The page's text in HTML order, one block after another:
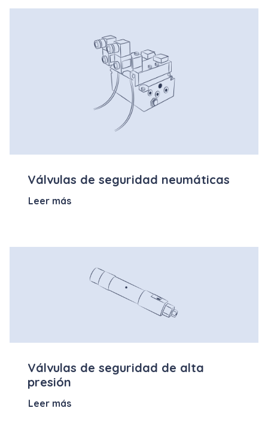
Válvulas de seguridad neumáticas
Leer más
Válvulas de seguridad de alta
presión
Leer más